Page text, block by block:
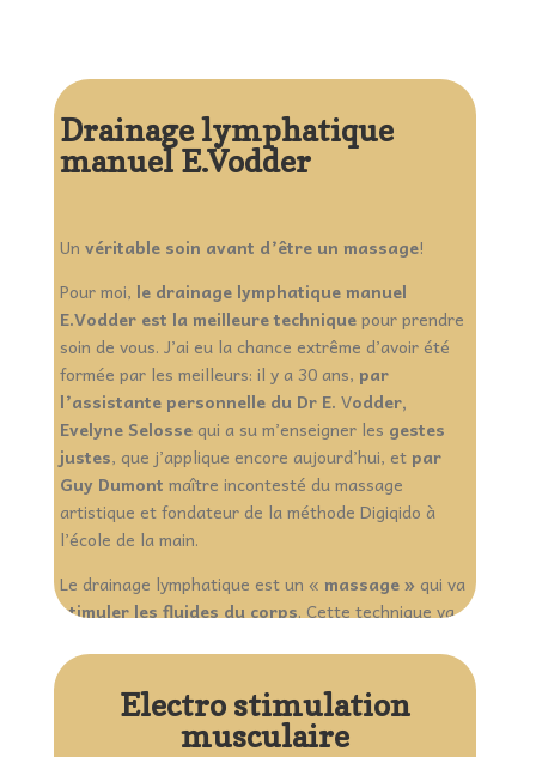
Drainage lymphatique
manuel E.Vodder
Un véritable soin avant d’être un massage!
Pour moi, le drainage lymphatique manuel
E.Vodder est la meilleure techniquepour prendre
soin de vous. J’ai eu la chance extrême d’avoir été
formée par les meilleurs: il y a 30 ans, par
l’assistante personnelle du Dr E. Vodder,
Evelyne Selossequi a su m’enseigner les gestes
justes, que j’applique encore aujourd’hui, etpar
Guy Dumont maître incontesté du massage
artistique et fondateur de la méthode Digiqido à
l’école de la main.
Le drainage lymphatique est un « massage »qui va
stimuler les fluides du corps. Cette technique va
et mental, ainsi qu’une meilleure santé.
Electro stimulation
musculaire